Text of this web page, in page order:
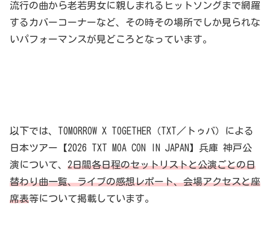
流行の曲から老若男女に親しまれるヒットソングまで網羅
するカバーコーナーなど、その時その場所でしか見られな
いパフォーマンスが見どころとなっています。
以下では、TOMORROW X TOGETHER（TXT／トゥバ）による
日本ツアー【2026 TXT MOA CON IN JAPAN】兵庫 神戸公
演について、 2日間各日程のセットリストと公演ごとの日
替わり曲一覧、ライブの感想レポート、会場アクセスと座
席表等について掲載しています。